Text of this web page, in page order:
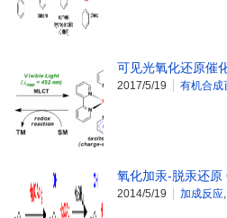
可见光氧化还原催
2017/5/19 有机合成
氧化加汞-脱汞还
2014/5/19 加成反应